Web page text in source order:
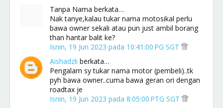
Tanpa Nama berkata…
Nak tanye,kalau tukar nama motosikal perlu
bawa owner sekali atau pun just ambil borang
than hantar balit ke?
Isnin, 19 Jun 2023 pada 10:41:00 PG SGT
Aishadzli berkata…
Pengalam sy tukar nama motor (pembeli)..tk
pyh bawa owner..cuma bawa geran ori dengan
roadtax je
Isnin, 19 Jun 2023 pada 8:05:00 PTG SGT